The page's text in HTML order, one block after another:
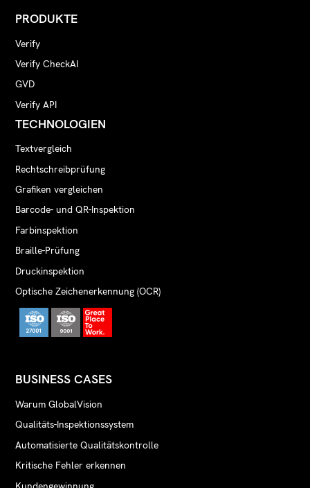
PRODUKTE
Verify
Verify CheckAI
GVD
Verify API
TECHNOLOGIEN
Textvergleich
Rechtschreibprüfung
Grafiken vergleichen
Barcode- und QR-Inspektion
Farbinspektion
Braille-Prüfung
Druckinspektion
Optische Zeichenerkennung (OCR)
BUSINESS CASES
Warum GlobalVision
Qualitäts-Inspektionssystem
Automatisierte Qualitätskontrolle
Kritische Fehler erkennen